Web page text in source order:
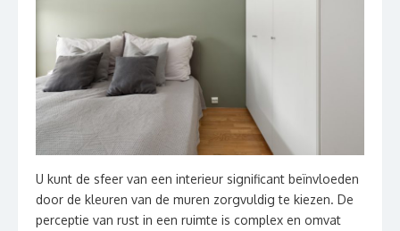
U kunt de sfeer van een interieur significant beïnvloeden
door de kleuren van de muren zorgvuldig te kiezen. De
perceptie van rust in een ruimte is complex en omvat